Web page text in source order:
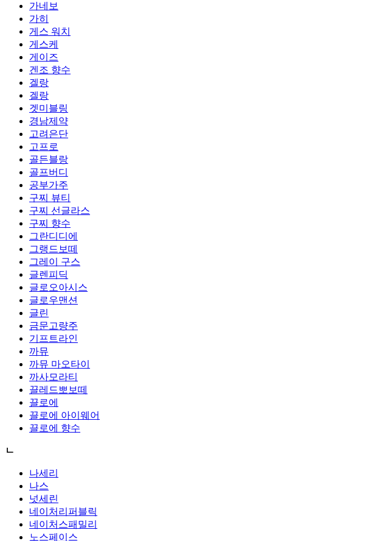
가네보
가히
게스 워치
게스케
게이즈
겐조 향수
겔랑
겔랑
겟미블링
경남제약
고려은단
고프로
골든블랑
골프버디
공부가주
구찌 뷰티
구찌 선글라스
구찌 향수
그란디디에
그랭드보떼
그레이 구스
글렌피딕
글로오아시스
글로우맨션
글린
금문고량주
기프트라인
까뮤
까뮤 마오타이
까사모라티
끌레드뽀보떼
끌로에
끌로에 아이웨어
끌로에 향수
ㄴ
나세리
나스
넛세린
네이처리퍼블릭
네이처스패밀리
노스페이스